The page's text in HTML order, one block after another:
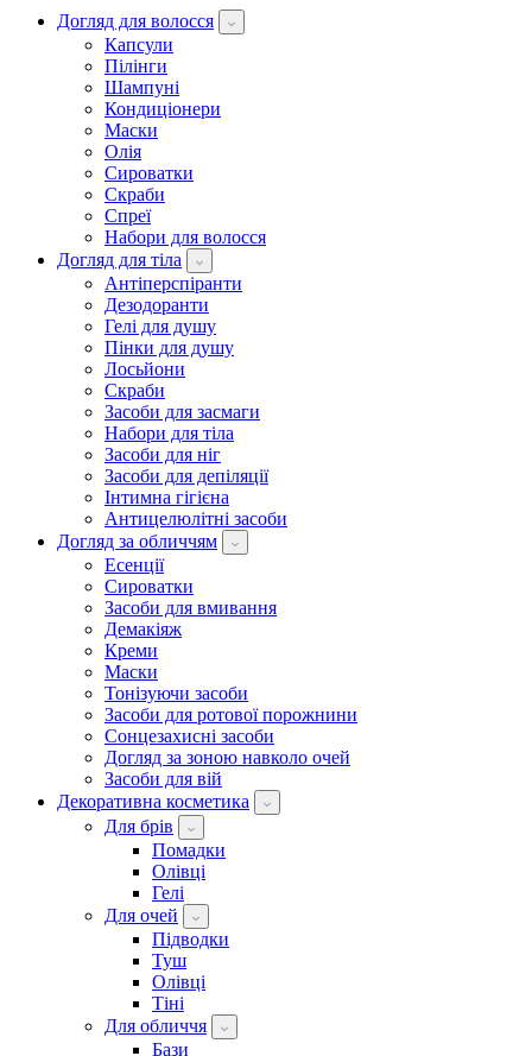
Догляд для волосся
Капсули
Пілінги
Шампуні
Кондиціонери
Маски
Олія
Сироватки
Скраби
Спреї
Набори для волосся
Догляд для тіла
Антіперспіранти
Дезодоранти
Гелі для душу
Пінки для душу
Лосьйони
Скраби
Засоби для засмаги
Набори для тіла
Засоби для ніг
Засоби для депіляції
Інтимна гігієна
Антицелюлітні засоби
Догляд за обличчям
Есенції
Сироватки
Засоби для вмивання
Демакіяж
Креми
Маски
Тонізуючи засоби
Засоби для ротової порожнини
Сонцезахисні засоби
Догляд за зоною навколо очей
Засоби для вій
Декоративна косметика
Для брів
Помадки
Олівці
Гелі
Для очей
Підводки
Туш
Олівці
Тіні
Для обличчя
Бази